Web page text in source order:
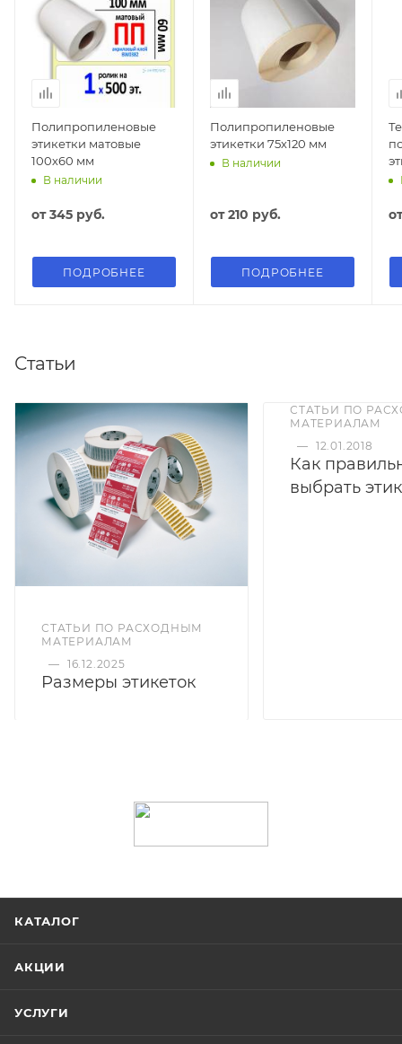
Полипропиленовые
этикетки матовые
100х60 мм
В наличии
от345 руб.
ПОДРОБНЕЕ
Полипропиленовые
этикетки 75х120 мм
В наличии
от210 руб.
ПОДРОБНЕЕ
Статьи
СТАТЬИ ПО РАСХОДНЫМ
МАТЕРИАЛАМ
— 16.12.2025
Размеры этикеток
СТАТЬИ ПО
МАТЕРИАЛАМ
— 12.01.2018
Как
выбрать
КАТАЛОГ
АКЦИИ
УСЛУГИ